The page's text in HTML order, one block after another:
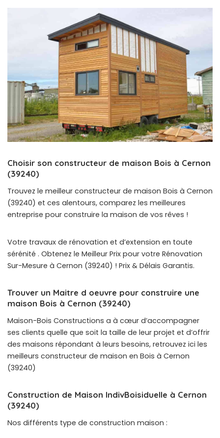
Choisir son constructeur de maison Bois à Cernon
(39240)
Trouvez le meilleur constructeur de maison Bois à Cernon
(39240) et ces alentours, comparez les meilleures
entreprise pour construire la maison de vos rêves !
Votre travaux de rénovation et d’extension en toute
sérénité . Obtenez le Meilleur Prix pour votre Rénovation
Sur-Mesure à Cernon (39240) ! Prix & Délais Garantis.
Trouver un Maitre d oeuvre pour construire une
maison Bois à Cernon (39240)
Maison-Bois Constructions a à cœur d’accompagner
ses clients quelle que soit la taille de leur projet et d’offrir
des maisons répondant à leurs besoins, retrouvez ici les
meilleurs constructeur de maison en Bois à Cernon
(39240)
Construction de Maison IndivBoisiduelle à Cernon
(39240)
Nos différents type de construction maison :